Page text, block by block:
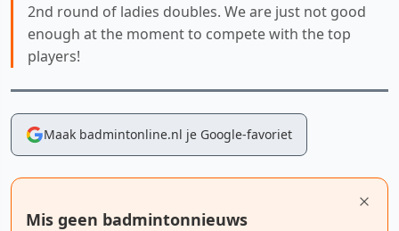
2nd round of ladies doubles. We are just not good
enough at the moment to compete with the top
players!
Maak badmintonline.nl je Google-favoriet
Mis geen badmintonnieuws